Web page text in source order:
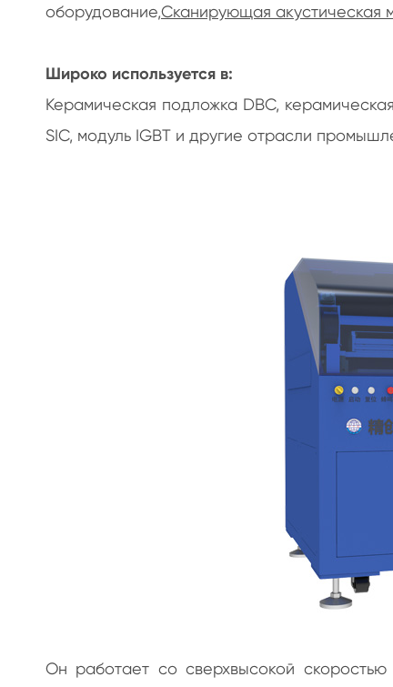
оборудование,Сканирующая акустическая
Широко используется в:
Керамическая подложка DBC,
SIC, модуль IGBT и другие отрасли
Он работает со сверхвысокой скоростью